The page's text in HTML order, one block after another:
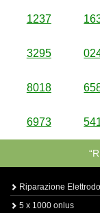
1237
3295
8018
6973
Riparazione
5 x 1000 onlus